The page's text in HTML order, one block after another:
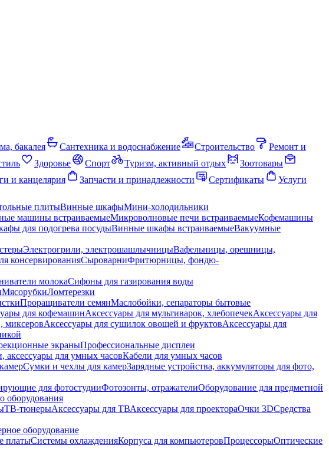
бакалея Сантехника и водоснабжение Строительство
Ремонт и
Здоровье Спорт Туризм, активный отдых
Зоотовары
и канцелярия Запчасти и принадлежности Сертификаты
Услуги
плитыВинные шкафыМини-холодильники
машины встраиваемыеМикроволновые печи встраиваемыеКофемашины
для подогрева посудыВинные шкафы встраиваемыеВакуумные
Электрогрили, электрошашлычницыВафельницы, орешницы,
консервированияСыроварниФритюрницы, фондю-
молокаСифоны для газирования воды
МясорубкиЛомтерезки
Проращиватели семянМаслобойки, сепараторы бытовые
для кофемашинАксессуары для мультиварок, хлебопечекАксессуары для
миксеровАксессуары для сушилок овощей и фруктовАксессуары для
экраныПрофессиональные дисплеи
аксессуары для умных часовКабели для умных часов
Сумки и чехлы для камерЗарядные устройства, аккумуляторы для фото,
для фотостудииФотозонты, отражателиОборудование для предметной
оборудования
ТВ-тюнерыАксессуары для ТВАксессуары для проектораОчки 3DСредства
оборудование
платыСистемы охлажденияКорпуса для компьютеровПроцессорыОптические